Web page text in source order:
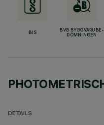
BIS
BVB BYGGVARUBE-
DÖMNINGEN
DETAILS